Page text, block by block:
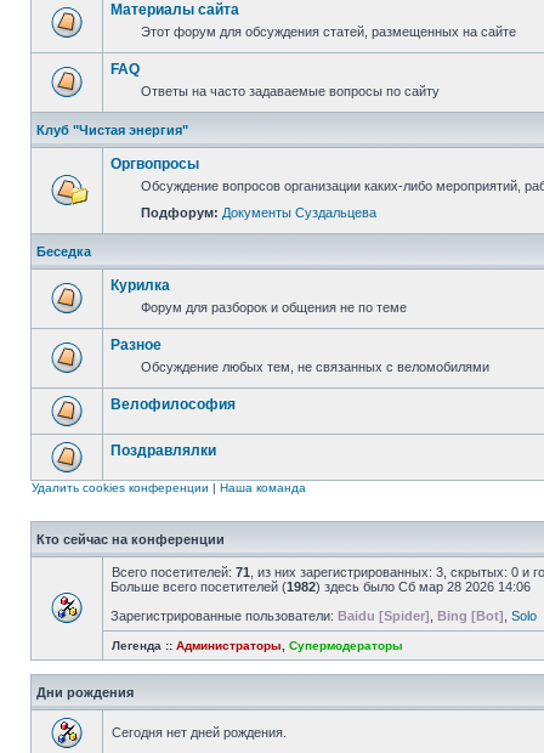
Материалы сайта
Этот форум для обсуждения статей, размещенных на сайте
FAQ
Ответы на часто задаваемые вопросы по сайту
Клуб "Чистая энергия"
Оргвопросы
Обсуждение вопросов организации каких-либо мероприятий,
Подфорум: Документы Суздальцева
Беседка
Курилка
Форум для разборок и общения не по теме
Разное
Обсуждение любых тем, не связанных с веломобилями
Велофилософия
Поздравлялки
Удалить cookies конференции | Наша команда
Кто сейчас на конференции
Всего посетителей: 71 , из них зарегистрированных: 3, скрытых: 0 и
Больше всего посетителей (1982) здесь было Сб мар 28 2026 14:06
Зарегистрированные пользователи: Baidu [Spider] Bing [Bot] Solo
Легенда :: Администраторы Супермодераторы
Дни рождения
Сегодня нет дней рождения.